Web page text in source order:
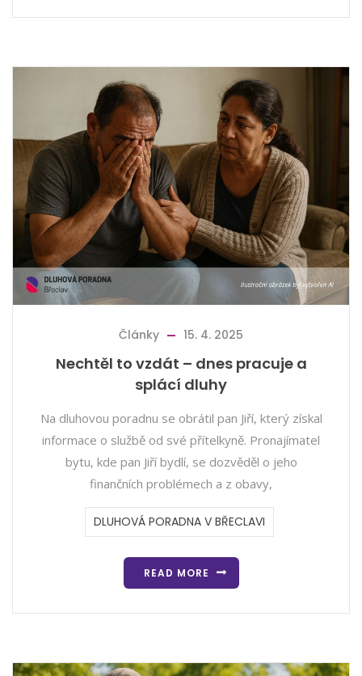
Články 15. 4. 2025
Nechtěl to vzdát – dnes pracuje a
splácí dluhy
Na dluhovou poradnu se obrátil pan Jiří, který získal
informace o službě od své přítelkyně. Pronajímatel
bytu, kde pan Jiří bydlí, se dozvěděl o jeho
finančních problémech a z obavy,
DLUHOVÁ PORADNA V BŘECLAVI
READ MORE